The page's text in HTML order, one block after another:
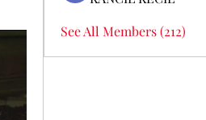
See All Members (212)